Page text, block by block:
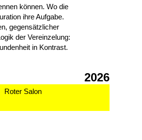
können. Wo die
ihre Aufgabe.
gegensätzlicher
der Vereinzelung:
in Kontrast.
2026
Roter Salon